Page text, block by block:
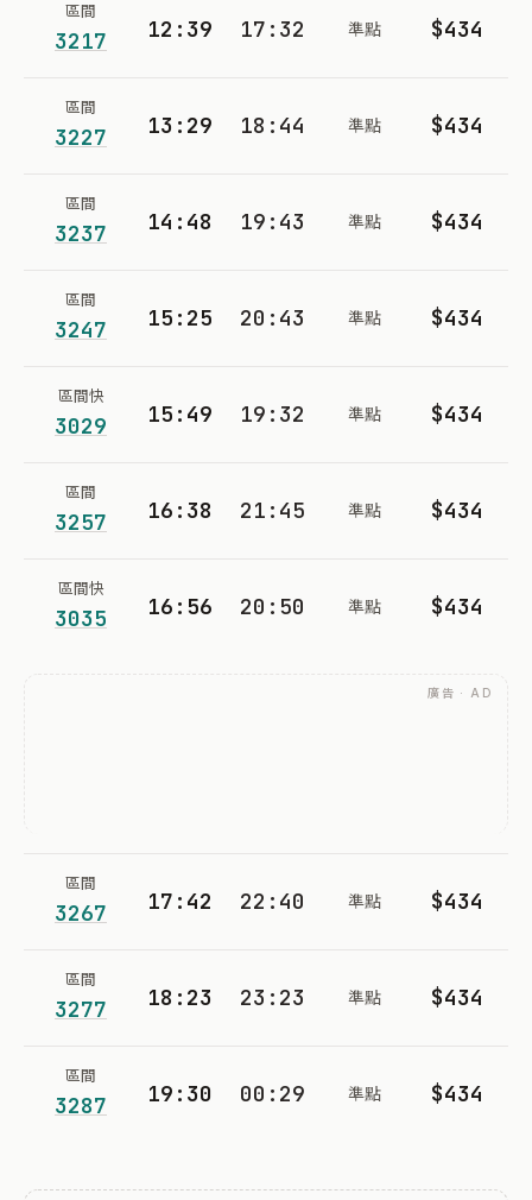
區間
3217 12:39 17:32 準點 $434
區間
3227 13:29 18:44 準點 $434
區間
3237 14:48 19:43 準點 $434
區間
3247 15:25 20:43 準點 $434
區間快
3029 15:49 19:32 準點 $434
區間
3257 16:38 21:45 準點 $434
區間快
3035 16:56 20:50 準點 $434
廣告 · AD
區間
3267 17:42 22:40 準點 $434
區間
3277 18:23 23:23 準點 $434
區間
3287 19:30 00:29 準點 $434